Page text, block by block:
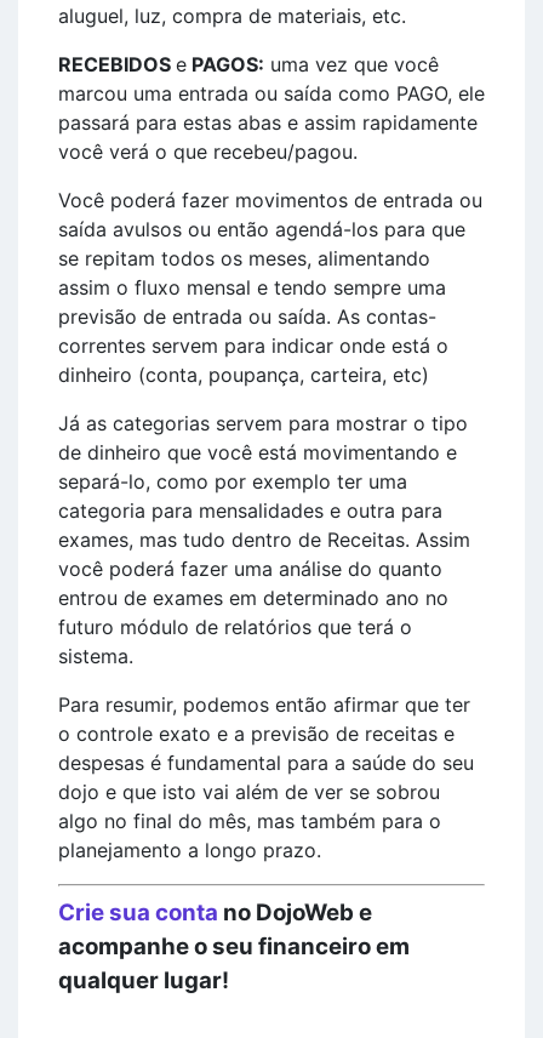
aluguel, luz, compra de materiais, etc.
RECEBIDOS e PAGOS: uma vez que você
marcou uma entrada ou saída como PAGO, ele
passará para estas abas e assim rapidamente
você verá o que recebeu/pagou.
Você poderá fazer movimentos de entrada ou
saída avulsos ou então agendá-los para que
se repitam todos os meses, alimentando
assim o fluxo mensal e tendo sempre uma
previsão de entrada ou saída. As contas-
correntes servem para indicar onde está o
dinheiro (conta, poupança, carteira, etc)
Já as categorias servem para mostrar o tipo
de dinheiro que você está movimentando e
separá-lo, como por exemplo ter uma
categoria para mensalidades e outra para
exames, mas tudo dentro de Receitas. Assim
você poderá fazer uma análise do quanto
entrou de exames em determinado ano no
futuro módulo de relatórios que terá o
sistema.
Para resumir, podemos então afirmar que ter
o controle exato e a previsão de receitas e
despesas é fundamental para a saúde do seu
dojo e que isto vai além de ver se sobrou
algo no final do mês, mas também para o
planejamento a longo prazo.
Crie sua conta no DojoWeb e
acompanhe o seu financeiro em
qualquer lugar!